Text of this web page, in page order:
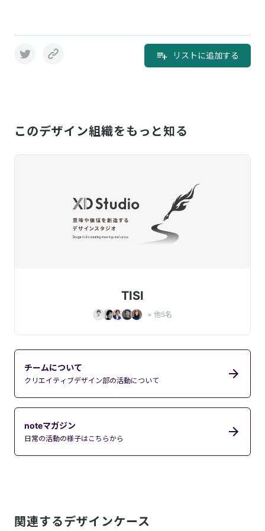
リストに追加する
このデザイン組織をもっと知る
TISI
+ 他5名
チームについて
クリエイティブデザイン部の活動について
noteマガジン
日常の活動の様子はこちらから
関連するデザインケース